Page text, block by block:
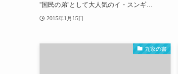
“国民の弟”として大人気のイ・スンギ...
2015年1月15日
九家の書